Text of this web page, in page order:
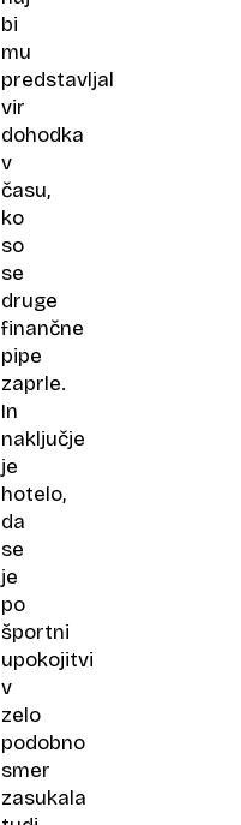
bi
mu
predstavljal
vir
dohodka
v
času,
ko
so
se
druge
finančne
pipe
zaprle.
In
naključje
je
hotelo,
da
se
je
po
športni
upokojitvi
v
zelo
podobno
smer
zasukala